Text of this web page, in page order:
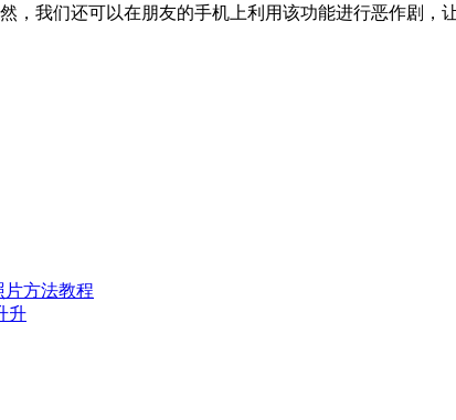
，我们还可以在朋友的手机上利用该功能进行恶作剧，
片方法教程
升